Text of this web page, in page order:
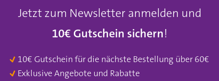
Jetzt zum Newsletter anmelden und
10€ Gutschein sichern!
10€ Gutschein für die nächste Bestellung über 60€
Exklusive Angebote und Rabatte